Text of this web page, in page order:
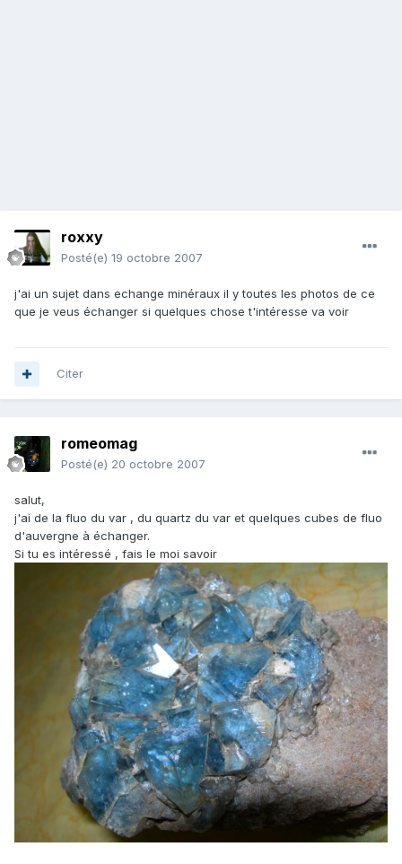
roxxy
Posté(e) 19 octobre 2007
j'ai un sujet dans echange minéraux il y toutes les photos de ce
que je veus échanger si quelques chose t'intéresse va voir
Citer
romeomag
Posté(e) 20 octobre 2007
salut,
j'ai de la fluo du var , du quartz du var et quelques cubes de fluo
d'auvergne à échanger.
Si tu es intéressé , fais le moi savoir